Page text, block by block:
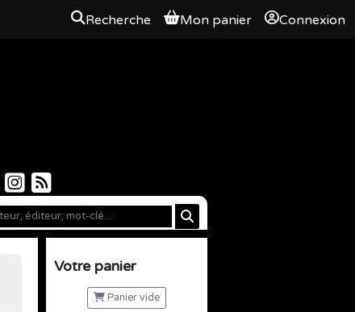
Recherche Mon panier Connexion
Votre panier
Panier vide